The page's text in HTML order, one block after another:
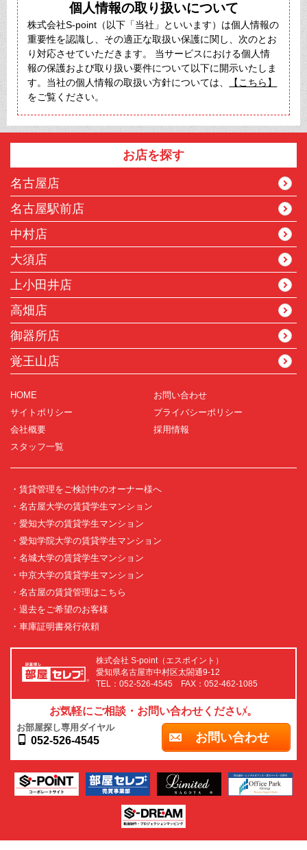
個人情報の取り扱いについて
株式会社S-point（以下「当社」といいます）は個人情報の
重要性を認識し、その適正な取扱い保護に関し、次のとお
り対応させていただきます。 当サービスにおける個人情
報の保護および取り扱い要件について以下に開示いたしま
す。当社の個人情報の取扱い方針については、
【こちら】
をご覧ください。
お店を探す
名古屋店
名古屋駅前店
中村店
大須店
上小田井店
高畑店
御器所店
覚王山店
HOME
お問い合わせ
サイトポリシー
プライバシーポリシー
会社概要
採用情報
スタッフ一覧
・賃貸管理をご検討中のオーナー様へ
・名古屋大学の賃貸学生マンション
・愛知大学の賃貸学生マンション
・愛知学院大学の賃貸学生マンション
・名城大学の賃貸学生マンション
・中京大学の賃貸学生マンション
・名古屋の賃貸管理はこちら
・退去をご希望のお客様
・車庫証明書発行依頼
株式会社 S-point（エスポイント）
愛知県名古屋市中村区太閤通9-12
TEL：052-526-4545 FAX：052-462-1085
お気軽にご相談・お問い合わせください。
お部屋探し専用ダイヤル
052-526-4545 お問い合わせ